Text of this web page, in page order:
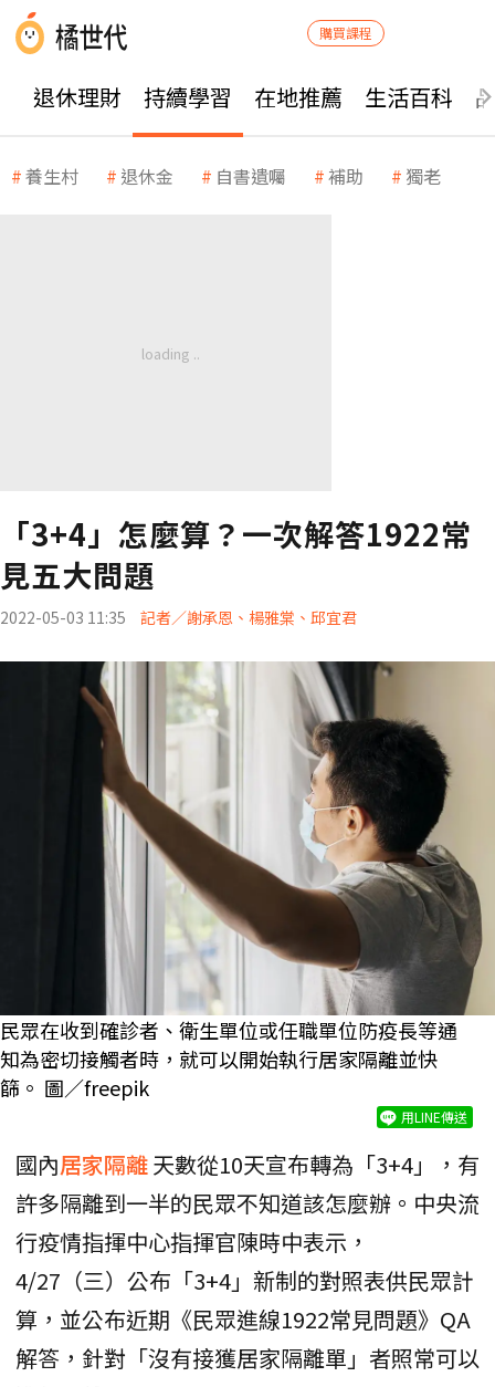
購買課程
退休理財 持續學習 在地推薦 生活百科
養生村 退休金 自書遺囑 補助 獨老
「3+4」怎麼算？一次解答1922常
見五大問題
2022-05-03 11:35 記者／謝承恩、楊雅棠、邱宜君
民眾在收到確診者、衛生單位或任職單位防疫長等通
知為密切接觸者時，就可以開始執行居家隔離並快
篩。 圖／freepik
用LINE傳送
國內居家隔離天數從10天宣布轉為「3+4」，有
許多隔離到一半的民眾不知道該怎麼辦。中央流
行疫情指揮中心指揮官陳時中表示，
4/27（三）公布「3+4」新制的對照表供民眾計
算，並公布近期《民眾進線1922常見問題》QA
解答，針對「沒有接獲居家隔離單」者照常可以